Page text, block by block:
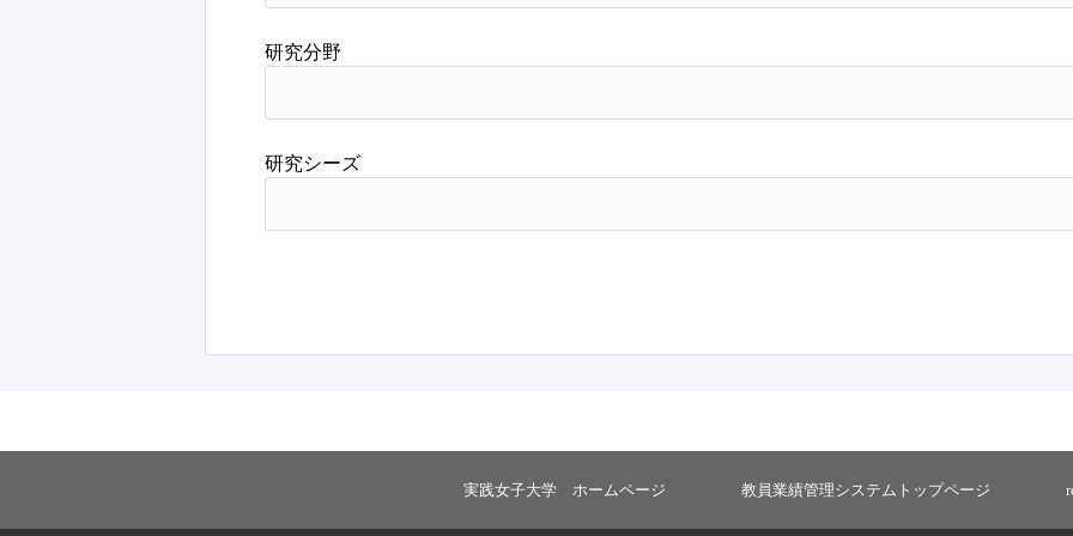
研究分野
研究シーズ
実践女子大学 ホームページ 教員業績管理システムトップページ